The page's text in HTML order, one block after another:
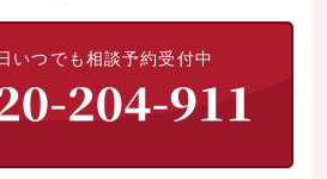
いつでも相談予約受付中